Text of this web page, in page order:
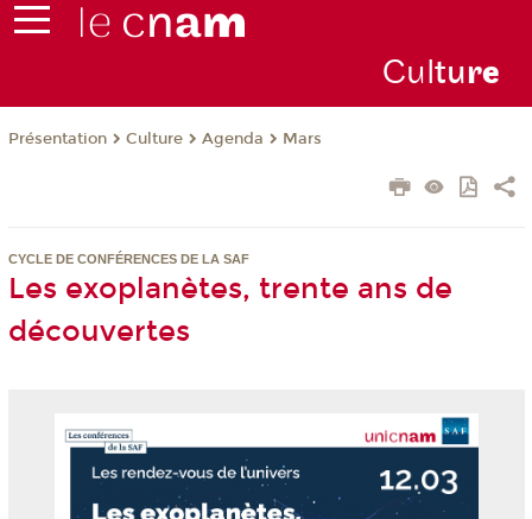
Culture
Présentation Culture Agenda Mars
CYCLE DE CONFÉRENCES DE LA SAF
Les exoplanètes, trente ans de
découvertes